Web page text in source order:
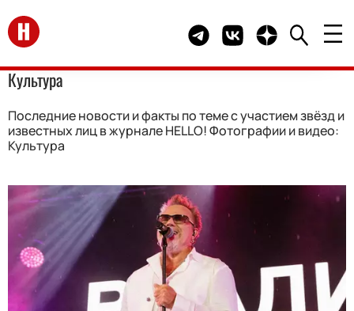
Перейти на главную Telegram канал HELLO
Группа HELLO
Канал HELLO в
Культура
Последние новости и факты по теме с участием звёзд и
известных лиц в журнале HELLO! Фотографии и видео:
Культура